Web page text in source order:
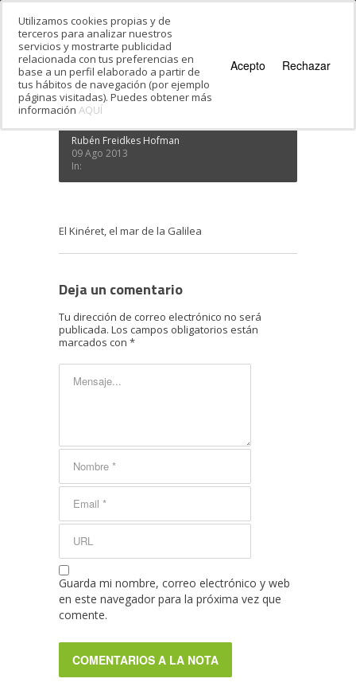
Estás en: Inicio · Viajes organizados a Israel
El Kinéret, el mar de la Galilea
El Kinéret, el mar de la Galilea
Rubén Freidkes Hofman
09 Ago 2013
In:
El Kinéret, el mar de la Galilea
Deja un comentario
Tu dirección de correo electrónico no será
publicada. Los campos obligatorios están
marcados con *
Guarda mi nombre, correo electrónico y web
en este navegador para la próxima vez que
comente.
Utilizamos cookies propias y de
terceros para analizar nuestros
servicios y mostrarte publicidad
relacionada con tus preferencias en
base a un perfil elaborado a partir de
tus hábitos de navegación (por ejemplo
páginas visitadas). Puedes obtener más
información AQUÍ
Acepto Rechazar